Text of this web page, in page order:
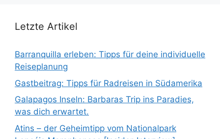
Letzte Artikel
Barranquilla erleben: Tipps für deine individuelle
Reiseplanung
Gastbeitrag: Tipps für Radreisen in Südamerika
Galapagos Inseln: Barbaras Trip ins Paradies,
was dich erwartet.
Atins – der Geheimtipp vom Nationalpark